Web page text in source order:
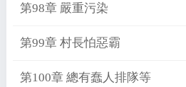
第98章 嚴重污染
第99章 村長怕惡霸
第100章 總有蠢人排隊等